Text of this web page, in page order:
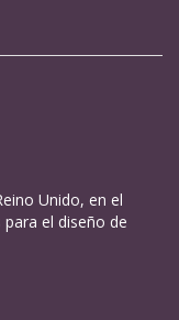
Unido, en el
el diseño de